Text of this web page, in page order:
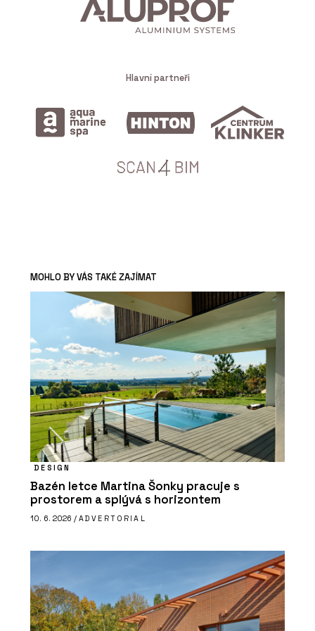
Hlavní partneři
MOHLO BY VÁS TAKÉ ZAJÍMAT
DESIGN
Bazén letce Martina Šonky pracuje s
prostorem a splývá s horizontem
10. 6. 2026 / ADVERTORIAL